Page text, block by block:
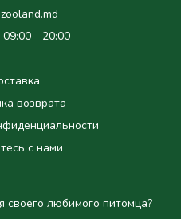
- 20:00
возврата
с нами
любимого питомца?